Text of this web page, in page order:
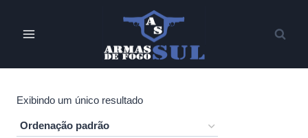
Exibindo um único resultado